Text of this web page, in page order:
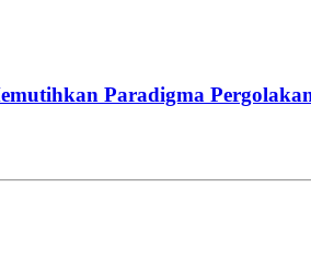
Paradigma